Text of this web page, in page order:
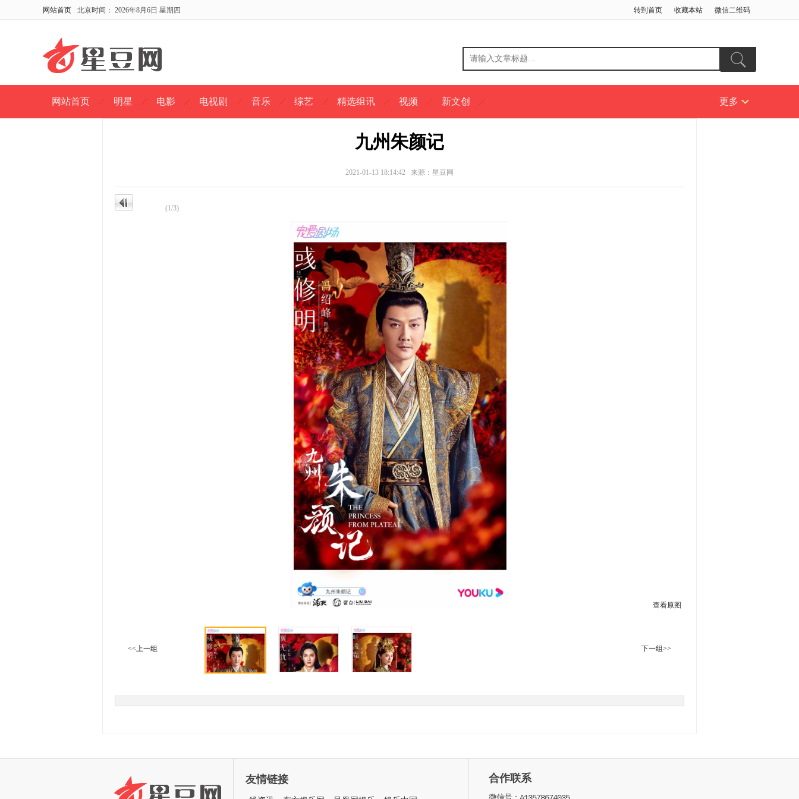
网站首页 北京时间： 2026年8月6日 星期四 转到首页 收藏本站 微信二维码
网站首页 明星 电影 电视剧 音乐 综艺 精选组讯 视频 新文创 更多
九州朱颜记
2021-01-13 18:14:42 来源：星豆网
(1/3)
查看原图
<<上一组 下一组>>
友情链接 合作联系